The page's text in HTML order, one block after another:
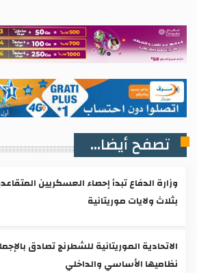
تصفح أيضا...
وزارة الدفاع تبدأ إحصاء العسكريين
بثلاث ولايات موريتانية
الاتحادية الموريتانية للشطرنج تصادق
نظاميها الأساسي والداخلي